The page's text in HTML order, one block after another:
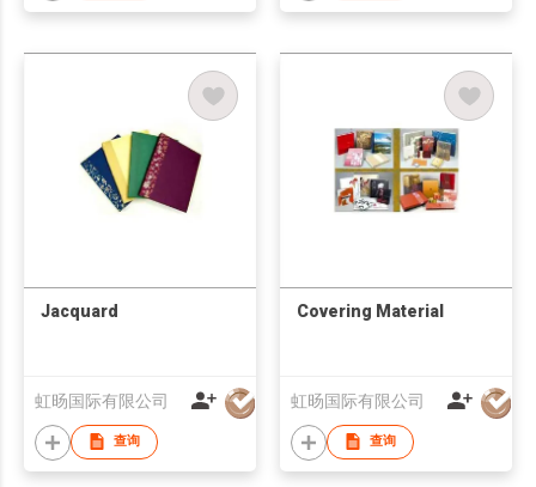
Jacquard
虹旸国际有限公司
查询
Covering Material
虹旸国际有限公司
查询